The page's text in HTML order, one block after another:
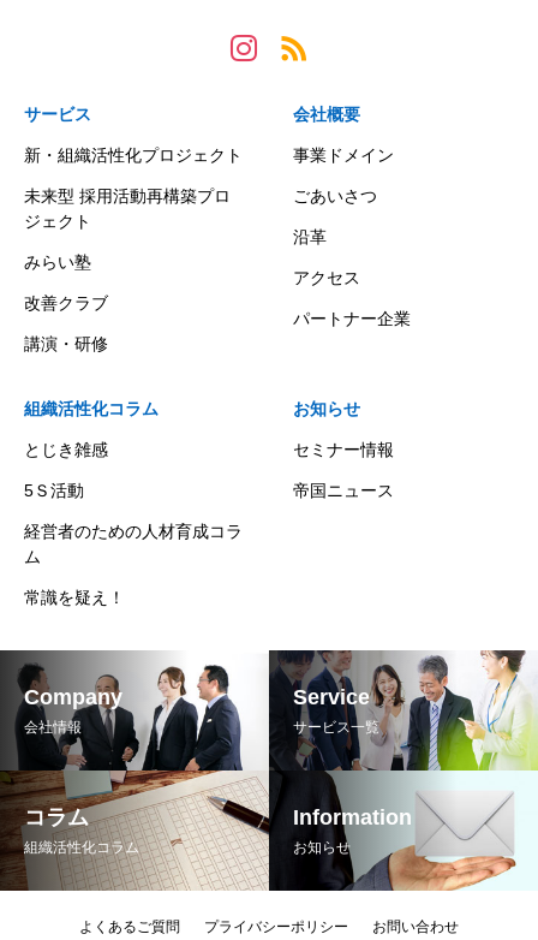
サービス
新・組織活性化プロジェクト
未来型 採用活動再構築プロ
ジェクト
みらい塾
改善クラブ
講演・研修
会社概要
事業ドメイン
ごあいさつ
沿革
アクセス
パートナー企業
組織活性化コラム
とじき雑感
5Ｓ活動
経営者のための人材育成コラ
ム
常識を疑え！
お知らせ
セミナー情報
帝国ニュース
Company
会社情報
Service
サービス一覧
コラム
組織活性化コラム
Information
お知らせ
よくあるご質問 プライバシーポリシー お問い合わせ